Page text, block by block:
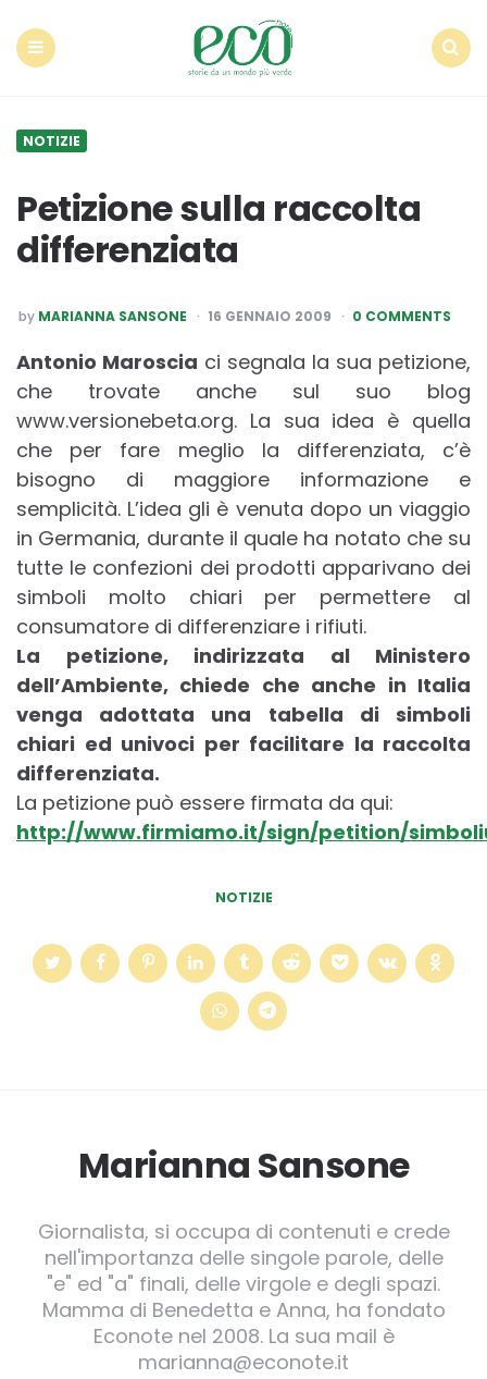
NOTIZIE
Petizione sulla raccolta
differenziata
POSTED
BY
by MARIANNA SANSONE 16 GENNAIO 2009 0 COMMENTS
Antonio Maroscia ci segnala la sua petizione,
che trovate anche sul suo blog
www.versionebeta.org. La sua idea è quella
che per fare meglio la differenziata, c’è
bisogno di maggiore informazione e
semplicità. L’idea gli è venuta dopo un viaggio
in Germania, durante il quale ha notato che su
tutte le confezioni dei prodotti apparivano dei
simboli molto chiari per permettere al
consumatore di differenziare i rifiuti.
La petizione, indirizzata al Ministero
dell’Ambiente, chiede che anche in Italia
venga adottata una tabella di simboli
chiari ed univoci per facilitare la raccolta
differenziata.
La petizione può essere firmata da qui:
http://www.firmiamo.it/sign/petition/
NOTIZIE
Marianna Sansone
Giornalista, si occupa di contenuti e crede
nell'importanza delle singole parole, delle
"e" ed "a" finali, delle virgole e degli spazi.
Mamma di Benedetta e Anna, ha fondato
Econote nel 2008. La sua mail è
marianna@econote.it